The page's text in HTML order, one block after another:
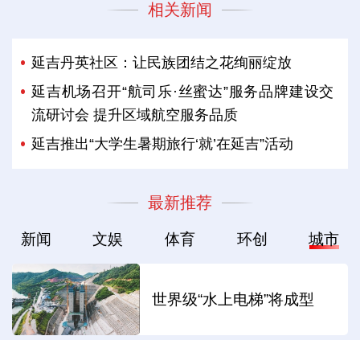
相关新闻
延吉丹英社区：让民族团结之花绚丽绽放
延吉机场召开“航司乐·丝蜜达”服务品牌建设交
流研讨会 提升区域航空服务品质
延吉推出“大学生暑期旅行‘就’在延吉”活动
最新推荐
新闻 文娱 体育 环创 城市
世界级“水上电梯”将成型